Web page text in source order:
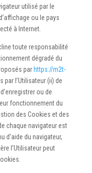
utilisé par le
ou le pays
à Internet.
toute responsabilité
dégradé du
par https://m2t-
par l’Utilisateur (ii) de
d’enregistrer ou de
fonctionnement du
des Cookies et des
chaque navigateur est
d’aide du navigateur,
l’Utilisateur peut